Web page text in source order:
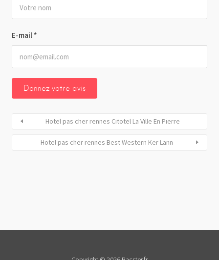
E-mail *
Hotel pas cher rennes Citotel La Ville En Pierre
Hotel pas cher rennes Best Western Ker Lann